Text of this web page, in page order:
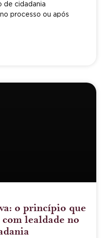
de cidadania
processo ou após
o princípio que
lealdade no